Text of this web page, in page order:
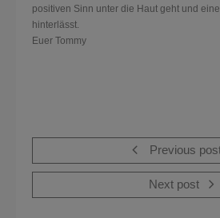
positiven Sinn unter die Haut geht und
hinterlässt.
Euer Tommy
Previous
Next post